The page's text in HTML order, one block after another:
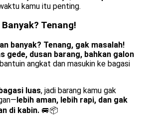
kamu itu penting.
Tenang!
banyak? Tenang, gak masalah!
gede, dusan barang, bahkan galon
angkat dan masukin ke bagasi
bagasi luas, jadi barang kamu gak
lebih aman, lebih rapi, dan gak
di kabin. 🚐📦